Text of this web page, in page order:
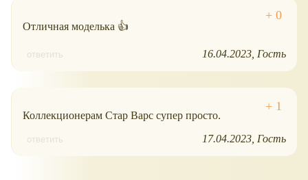
Отличная моделька 👍
ответить 16.04.2023 Гость
Коллекционерам Стар Варс супер просто.
ответить 17.04.2023 Гость